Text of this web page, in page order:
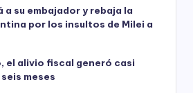
su embajador y rebaja la
por los insultos de Milei a
el alivio fiscal generó casi
meses